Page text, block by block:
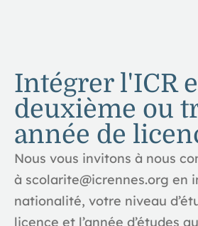
Intégrer l'ICR
deuxième ou
année de
Nous vous invitons à nous
à scolarite@icrennes.org en
nationalité, votre niveau
licence et l’année d’études